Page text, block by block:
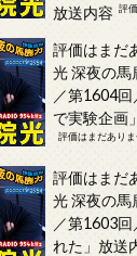
放送内容 評
評価はまだ
光 深夜の馬
／第1604
で実験企画
評価はまだありま
評価はまだ
光 深夜の馬
／第1603
れた」放送